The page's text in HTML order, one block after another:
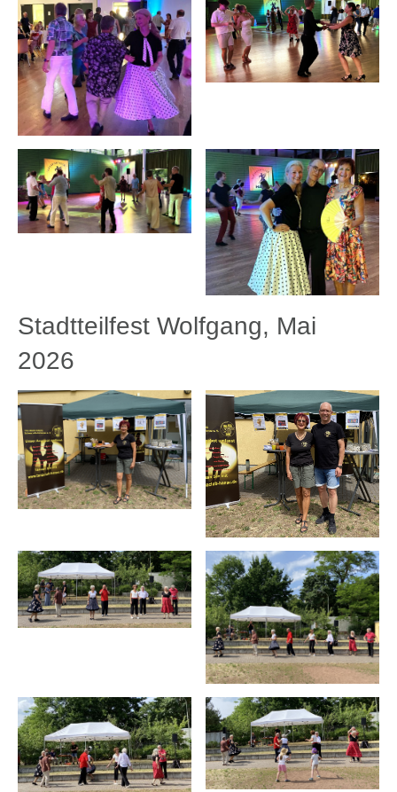
Stadtteilfest Wolfgang, Mai
2026